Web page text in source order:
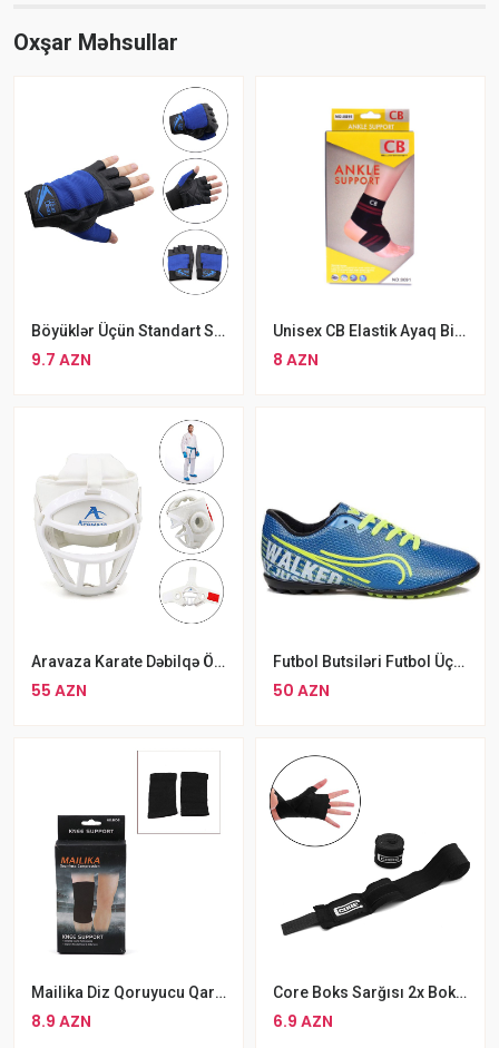
Oxşar Məhsullar
Böyüklər Üçün Standart Sport Əlcek
9.7 AZN
Unisex CB Elastik Ayaq Biləyi Dəstəyi Sarğısı
8 AZN
Aravaza Karate Dəbilqə Ölçü S M L
55 AZN
Futbol Butsiləri Futbol Üçün WALKED MRD 233 Mavi
50 AZN
Mailika Diz Qoruyucu Qara Idman Qoruyucu Geyimi
8.9 AZN
Core Boks Sarğısı 2x Boks Binti Biləkik 3metr
6.9 AZN